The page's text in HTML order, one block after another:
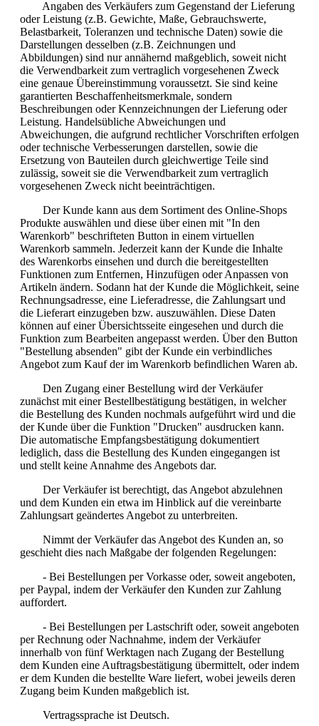
Angaben des Verkäufers zum Gegenstand der Lieferung
oder Leistung (z.B. Gewichte, Maße, Gebrauchswerte,
Belastbarkeit, Toleranzen und technische Daten) sowie die
Darstellungen desselben (z.B. Zeichnungen und
Abbildungen) sind nur annähernd maßgeblich, soweit nicht
die Verwendbarkeit zum vertraglich vorgesehenen Zweck
eine genaue Übereinstimmung voraussetzt. Sie sind keine
garantierten Beschaffenheitsmerkmale, sondern
Beschreibungen oder Kennzeichnungen der Lieferung oder
Leistung. Handelsübliche Abweichungen und
Abweichungen, die aufgrund rechtlicher Vorschriften erfolgen
oder technische Verbesserungen darstellen, sowie die
Ersetzung von Bauteilen durch gleichwertige Teile sind
zulässig, soweit sie die Verwendbarkeit zum vertraglich
vorgesehenen Zweck nicht beeinträchtigen.
Der Kunde kann aus dem Sortiment des Online-Shops
Produkte auswählen und diese über einen mit "In den
Warenkorb" beschrifteten Button in einem virtuellen
Warenkorb sammeln. Jederzeit kann der Kunde die Inhalte
des Warenkorbs einsehen und durch die bereitgestellten
Funktionen zum Entfernen, Hinzufügen oder Anpassen von
Artikeln ändern. Sodann hat der Kunde die Möglichkeit, seine
Rechnungsadresse, eine Lieferadresse, die Zahlungsart und
die Lieferart einzugeben bzw. auszuwählen. Diese Daten
können auf einer Übersichtsseite eingesehen und durch die
Funktion zum Bearbeiten angepasst werden. Über den Button
"Bestellung absenden" gibt der Kunde ein verbindliches
Angebot zum Kauf der im Warenkorb befindlichen Waren ab.
Den Zugang einer Bestellung wird der Verkäufer
zunächst mit einer Bestellbestätigung bestätigen, in welcher
die Bestellung des Kunden nochmals aufgeführt wird und die
der Kunde über die Funktion "Drucken" ausdrucken kann.
Die automatische Empfangsbestätigung dokumentiert
lediglich, dass die Bestellung des Kunden eingegangen ist
und stellt keine Annahme des Angebots dar.
Der Verkäufer ist berechtigt, das Angebot abzulehnen
und dem Kunden ein etwa im Hinblick auf die vereinbarte
Zahlungsart geändertes Angebot zu unterbreiten.
Nimmt der Verkäufer das Angebot des Kunden an, so
geschieht dies nach Maßgabe der folgenden Regelungen:
- Bei Bestellungen per Vorkasse oder, soweit angeboten,
per Paypal, indem der Verkäufer den Kunden zur Zahlung
auffordert.
- Bei Bestellungen per Lastschrift oder, soweit angeboten
per Rechnung oder Nachnahme, indem der Verkäufer
innerhalb von fünf Werktagen nach Zugang der Bestellung
dem Kunden eine Auftragsbestätigung übermittelt, oder indem
er dem Kunden die bestellte Ware liefert, wobei jeweils deren
Zugang beim Kunden maßgeblich ist.
Vertragssprache ist Deutsch.